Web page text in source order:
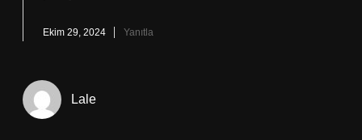
Ekim 29, 2024 Yanıtla
Lale